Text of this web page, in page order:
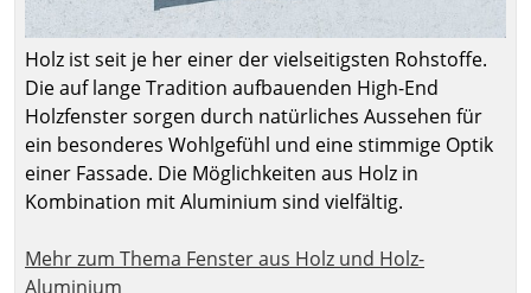
Holz ist seit je her einer der vielseitigsten Rohstoffe.
Die auf lange Tradition aufbauenden High-End
Holzfenster sorgen durch natürliches Aussehen für
ein besonderes Wohlgefühl und eine stimmige Optik
einer Fassade. Die Möglichkeiten aus Holz in
Kombination mit Aluminium sind vielfältig.
Mehr zum Thema Fenster aus Holz und Holz-
Aluminium